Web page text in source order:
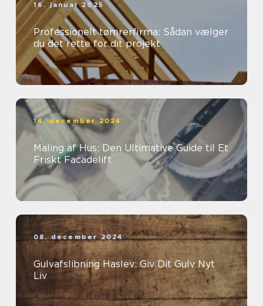
16. januar 2025
Professionelt tømrerfirma: Sådan vælger
du det rette for dit projekt
14. december 2024
Maling af Hus: Den Ultimative Guide til Et
Friskt Facadelift
08. december 2024
Gulvafslibning Haslev: Giv Dit Gulv Nyt
Liv